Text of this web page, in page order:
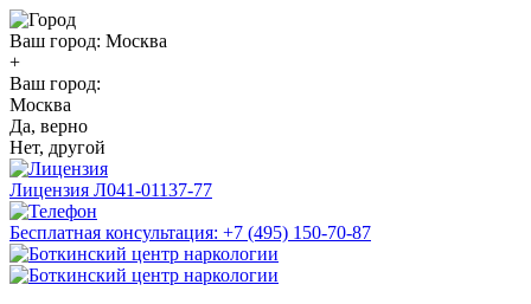
Ваш город: Москва
+
Ваш город:
Москва
Да, верно
Нет, другой
Лицензия Л041-01137-77
Бесплатная консультация: +7 (495) 150-70-87